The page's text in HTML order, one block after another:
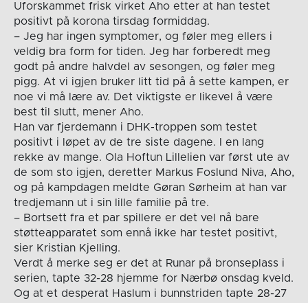
Uforskammet frisk virket Aho etter at han testet
positivt på korona tirsdag formiddag.
– Jeg har ingen symptomer, og føler meg ellers i
veldig bra form for tiden. Jeg har forberedt meg
godt på andre halvdel av sesongen, og føler meg
pigg. At vi igjen bruker litt tid på å sette kampen, er
noe vi må lære av. Det viktigste er likevel å være
best til slutt, mener Aho.
Han var fjerdemann i DHK-troppen som testet
positivt i løpet av de tre siste dagene. I en lang
rekke av mange. Ola Hoftun Lillelien var først ute av
de som sto igjen, deretter Markus Foslund Niva, Aho,
og på kampdagen meldte Gøran Sørheim at han var
tredjemann ut i sin lille familie på tre.
– Bortsett fra et par spillere er det vel nå bare
støtteapparatet som ennå ikke har testet positivt,
sier Kristian Kjelling.
Verdt å merke seg er det at Runar på bronseplass i
serien, tapte 32-28 hjemme for Nærbø onsdag kveld.
Og at et desperat Haslum i bunnstriden tapte 28-27